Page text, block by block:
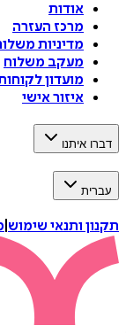
אודות
מרכז העזרה
מדיניות
מעקב משלוח
מועדון
איזור אישי
דברו איתנו
עברית
תקנון ותנאי שימוש